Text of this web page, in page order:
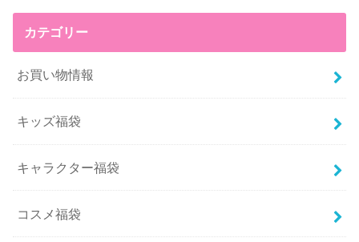
カテゴリー
お買い物情報
キッズ福袋
キャラクター福袋
コスメ福袋